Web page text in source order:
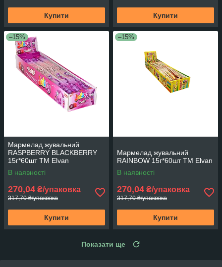
Купити Купити
–15%
Мармелад жувальний
RASPBERRY BLACKBERRY
15г*60шт ТМ Elvan
В наявності
270,04 ₴/упаковка
317,70 ₴/упаковка
Купити
–15%
Мармелад жувальний
RAINBOW 15г*60шт ТМ Elvan
В наявності
270,04 ₴/упаковка
317,70 ₴/упаковка
Купити
Показати ще